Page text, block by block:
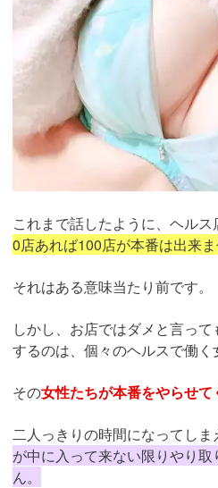
これまで話したように、ヘルス
0店あれば100店が本番は出来
それはある意味当たり前です。
しかし、お店ではダメと言っ
するのは、個々のヘルスで働く
その女性たちが本番をやらせて
二人っきりの時間になってしま
が中に入って来ない限りやり
ん。